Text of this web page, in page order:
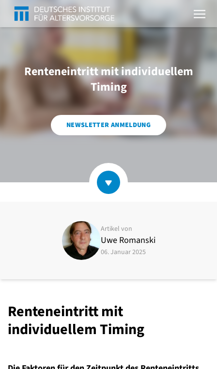
Renteneintritt mit individuellem
Timing
NEWSLETTER ANMELDUNG
Artikel von
Uwe Romanski
06. Januar 2025
Renteneintritt mit
individuellem Timing